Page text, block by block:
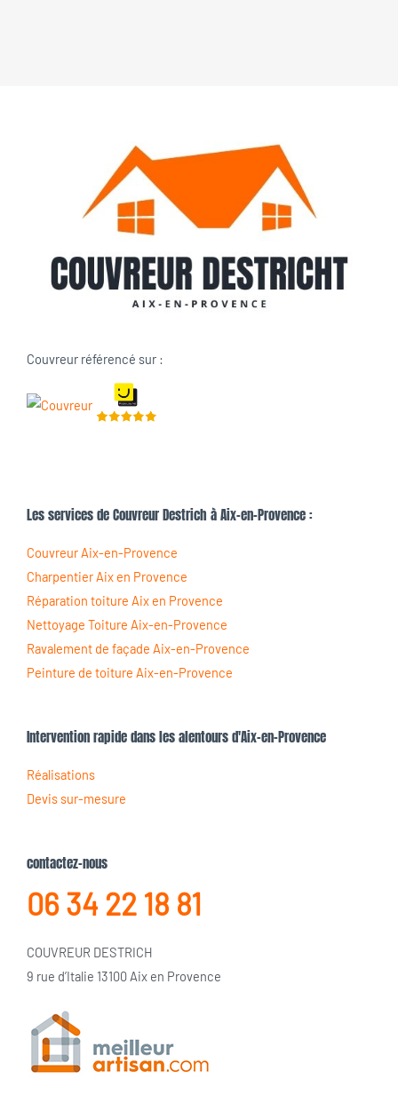
Couvreur référencé sur :
Les services de Couvreur Destrich à Aix-en-Provence :
Couvreur Aix-en-Provence
Charpentier Aix en Provence
Réparation toiture Aix en Provence
Nettoyage Toiture Aix-en-Provence
Ravalement de façade Aix-en-Provence
Peinture de toiture Aix-en-Provence
Intervention rapide dans les alentours d'Aix-en-Provence
Réalisations
Devis sur-mesure
contactez-nous
06 34 22 18 81
COUVREUR DESTRICH
9 rue d’Italie 13100 Aix en Provence